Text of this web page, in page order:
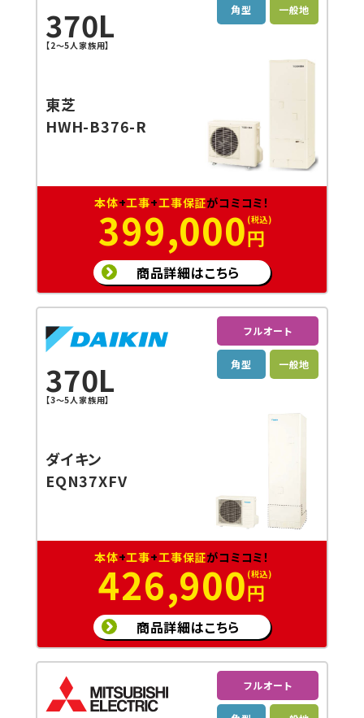
370L
【2～5人家族用】
角型 一般地
東芝
HWH-B376-R
本体+工事+工事保証がコミコミ！
399,000円
商品詳細はこちら
370L
【3〜5人家族用】
フルオート
角型 一般地
ダイキン
EQN37XFV
本体+工事+工事保証がコミコミ！
426,900円
商品詳細はこちら
フルオート